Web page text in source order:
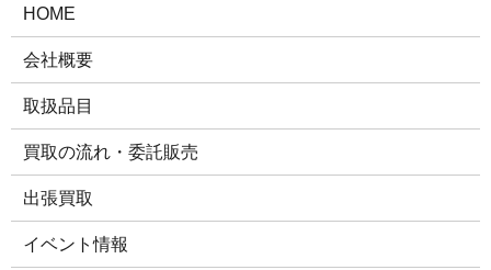
HOME
会社概要
取扱品目
買取の流れ・委託販売
出張買取
イベント情報